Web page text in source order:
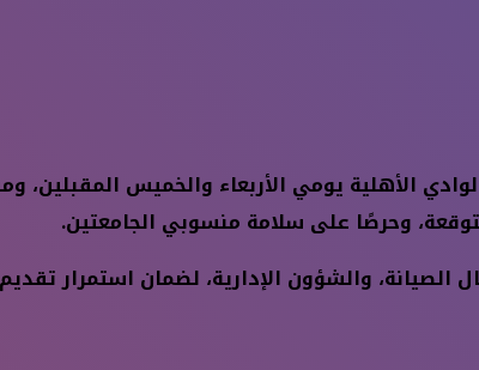
الأهلية يومي الأربعاء والخميس المقبلين،
وحرصًا على سلامة منسوبي الجامعتين.
والشؤون الإدارية، لضمان استمرار